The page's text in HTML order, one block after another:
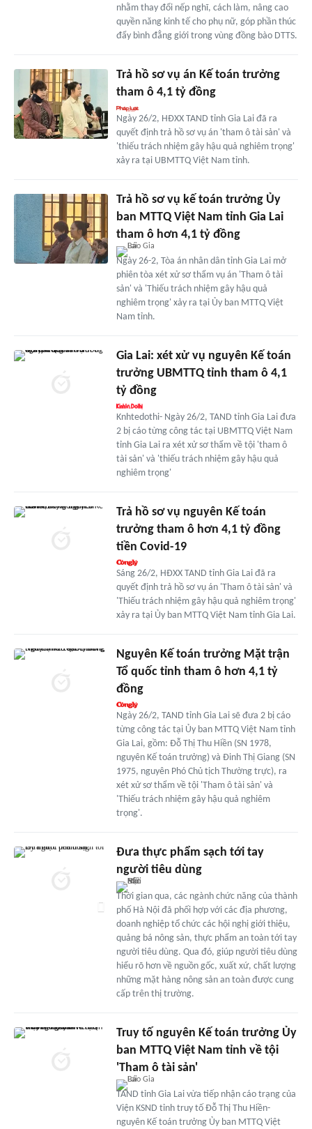
nhằm thay đổi nếp nghĩ, cách làm, nâng cao
quyền năng kinh tế cho phụ nữ, góp phần thúc
đẩy bình đẳng giới trong vùng đồng bào DTTS.
Trả hồ sơ vụ án Kế toán trưởng
tham ô 4,1 tỷ đồng
Ngày 26/2, HĐXX TAND tỉnh Gia Lai đã ra
quyết định trả hồ sơ vụ án 'tham ô tài sản' và
'thiếu trách nhiệm gây hậu quả nghiêm trọng'
xảy ra tại UBMTTQ Việt Nam tỉnh.
Trả hồ sơ vụ kế toán trưởng Ủy
ban MTTQ Việt Nam tỉnh Gia Lai
tham ô hơn 4,1 tỷ đồng
Ngày 26-2, Tòa án nhân dân tỉnh Gia Lai mở
phiên tòa xét xử sơ thẩm vụ án 'Tham ô tài
sản' và 'Thiếu trách nhiệm gây hậu quả
nghiêm trọng' xảy ra tại Ủy ban MTTQ Việt
Nam tỉnh.
Gia Lai: xét xử vụ nguyên Kế toán
trưởng UBMTTQ tỉnh tham ô 4,1
tỷ đồng
Knhtedothi- Ngày 26/2, TAND tỉnh Gia Lai đưa
2 bị cáo từng công tác tại UBMTTQ Việt Nam
tỉnh Gia Lai ra xét xử sơ thẩm về tội 'tham ô
tài sản' và 'thiếu trách nhiệm gây hậu quả
nghiêm trọng'
Trả hồ sơ vụ nguyên Kế toán
trưởng tham ô hơn 4,1 tỷ đồng
tiền Covid-19
Sáng 26/2, HĐXX TAND tỉnh Gia Lai đã ra
quyết định trả hồ sơ vụ án 'Tham ô tài sản' và
'Thiếu trách nhiệm gây hậu quả nghiêm trọng'
xảy ra tại Ủy ban MTTQ Việt Nam tỉnh Gia Lai.
Nguyên Kế toán trưởng Mặt trận
Tổ quốc tỉnh tham ô hơn 4,1 tỷ
đồng
Ngày 26/2, TAND tỉnh Gia Lai sẽ đưa 2 bị cáo
từng công tác tại Ủy ban MTTQ Việt Nam tỉnh
Gia Lai, gồm: Đỗ Thị Thu Hiền (SN 1978,
nguyên Kế toán trưởng) và Đinh Thị Giang (SN
1975, nguyên Phó Chủ tịch Thường trực), ra
xét xử sơ thẩm về tội 'Tham ô tài sản' và
'Thiếu trách nhiệm gây hậu quả nghiêm
trọng'.
Đưa thực phẩm sạch tới tay
người tiêu dùng
Thời gian qua, các ngành chức năng của thành
phố Hà Nội đã phối hợp với các địa phương,
doanh nghiệp tổ chức các hội nghị giới thiệu,
quảng bá nông sản, thực phẩm an toàn tới tay
người tiêu dùng. Qua đó, giúp người tiêu dùng
hiểu rõ hơn về nguồn gốc, xuất xứ, chất lượng
những mặt hàng nông sản an toàn được cung
cấp trên thị trường.
Truy tố nguyên Kế toán trưởng Ủy
ban MTTQ Việt Nam tỉnh về tội
'Tham ô tài sản'
TAND tỉnh Gia Lai vừa tiếp nhận cáo trạng của
Viện KSND tỉnh truy tố Đỗ Thị Thu Hiền-
nguyên Kế toán trưởng Ủy ban MTTQ Việt